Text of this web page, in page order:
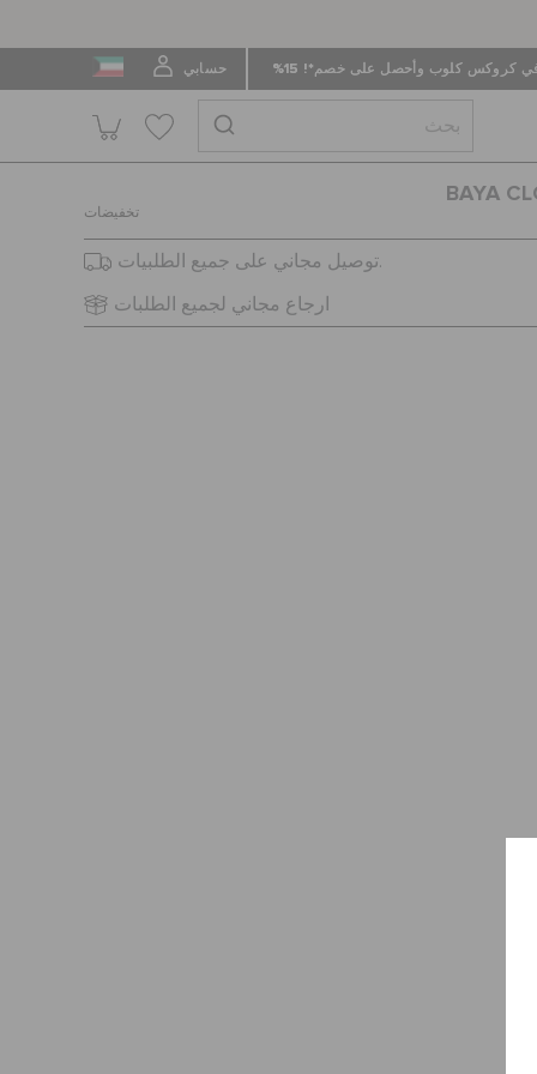
كروكس كلوب وأحصل على خصم*! 15% حسابي
BAYA
تخفيضات
توصيل مجاني على جميع الطلبيات.
ارجاع مجاني لجميع الطلبات